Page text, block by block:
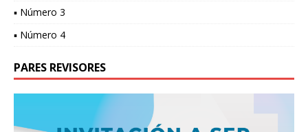
▪ Número 3
▪ Número 4
PARES REVISORES